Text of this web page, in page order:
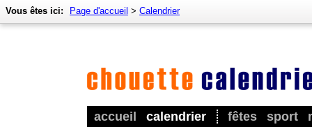
accueil calendrier fêtes sport
Vous êtes ici: Page d'accueil > Calendrier